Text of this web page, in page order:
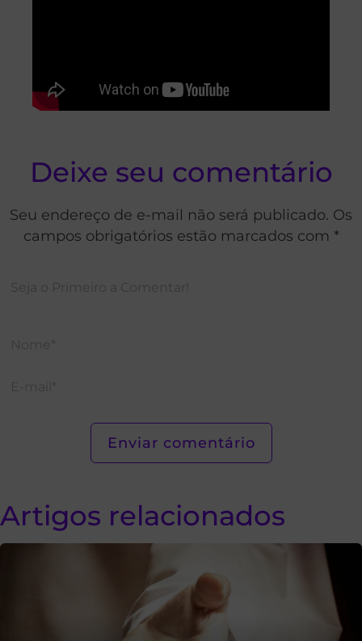
Deixe seu comentário
Seu endereço de e-mail não será publicado. Os
campos obrigatórios estão marcados com *
Artigos relacionados